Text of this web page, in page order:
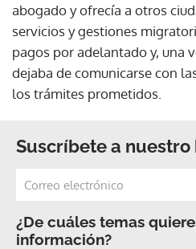
abogado y ofrecía a otros
servicios y gestiones
pagos por adelantado y, una
dejaba de comunicarse con
los trámites prometidos.
Suscríbete a
¿De cuáles temas
información?